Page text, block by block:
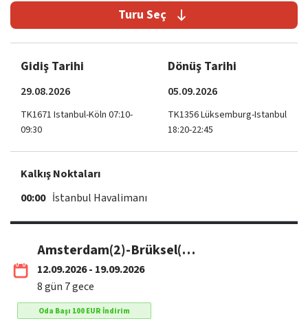
Turu Seç
Gidiş Tarihi
29.08.2026
TK1671 Istanbul-Köln 07:10-
09:30
Dönüş Tarihi
05.09.2026
TK1356 Lüksemburg-Istanbul
18:20-22:45
Kalkış Noktaları
00:00 İstanbul Havalimanı
Amsterdam(2)-Brüksel(1)-Paris(3)-Lüksemburg(1) / THY
12.09.2026 - 19.09.2026
8gün 7gece
Oda Başı 100 EUR İndirim